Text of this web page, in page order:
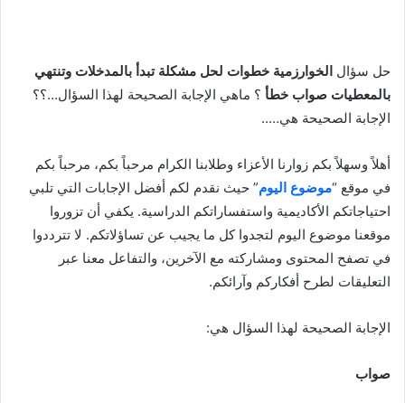
حل سؤال الخوارزمية خطوات لحل مشكلة تبدأ بالمدخلات وتنتهي
بالمعطيات صواب خطأ ؟ ماهي الإجابة الصحيحة لهذا السؤال…؟؟
الإجابة الصحيحة هي…..
أهلاً وسهلاً بكم زوارنا الأعزاء وطلابنا الكرام مرحباً بكم، مرحباً بكم
في موقع “موضوع اليوم” حيث نقدم لكم أفضل الإجابات التي تلبي
احتياجاتكم الأكاديمية واستفساراتكم الدراسية. يكفي أن تزوروا
موقعنا موضوع اليوم لتجدوا كل ما يجيب عن تساؤلاتكم. لا تترددوا
في تصفح المحتوى ومشاركته مع الآخرين، والتفاعل معنا عبر
التعليقات لطرح أفكاركم وآرائكم.
الإجابة الصحيحة لهذا السؤال هي:
صواب